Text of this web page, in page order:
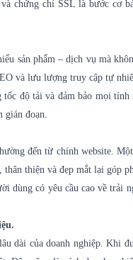
chứng chỉ SSL là bước cơ
sản phẩm – dịch vụ mà
và lưu lượng truy cập tự
độ tải và đảm bảo mọi tính
đoạn.
đến từ chính website.
thiện và đẹp mắt lại góp
dùng có yêu cầu cao về
dài của doanh nghiệp. Khi